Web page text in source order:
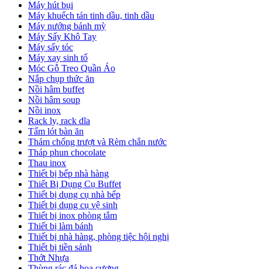
Máy hút bụi
Máy khuếch tán tinh dầu, tinh dầu
Máy nướng bánh mỳ
Máy Sấy Khô Tay
Máy sấy tóc
Máy xay sinh tố
Móc Gỗ Treo Quần Áo
Nắp chụp thức ăn
Nồi hâm buffet
Nồi hâm soup
Nồi inox
Rack ly, rack dĩa
Tấm lót bàn ăn
Thảm chống trượt và Rèm chắn nước
Tháp phun chocolate
Thau inox
Thiết bị bếp nhà hàng
Thiết Bị Dụng Cụ Buffet
Thiết bị dụng cụ nhà bếp
Thiết bị dụng cụ vệ sinh
Thiết bị inox phòng tắm
Thiết bị làm bánh
Thiết bị nhà hàng, phòng tiệc hội nghị
Thiết bị tiền sảnh
Thớt Nhựa